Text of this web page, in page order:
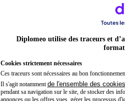
Diplomeo utilise des traceurs et
Cookies strictement nécessaires
Ces traceurs sont nécessaires au bon
Il s'agit notamment de l'ensemble des
pendant sa navigation sur le site, de stocker des
annonces ou les offres vues, gérer les processus